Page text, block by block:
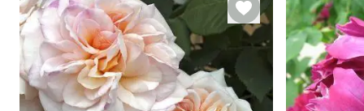
Na sua complexa
ascendência encontram-
se as roseiras de Portland,
as Bourbon, as roseiras
Noisette e os híbridos de